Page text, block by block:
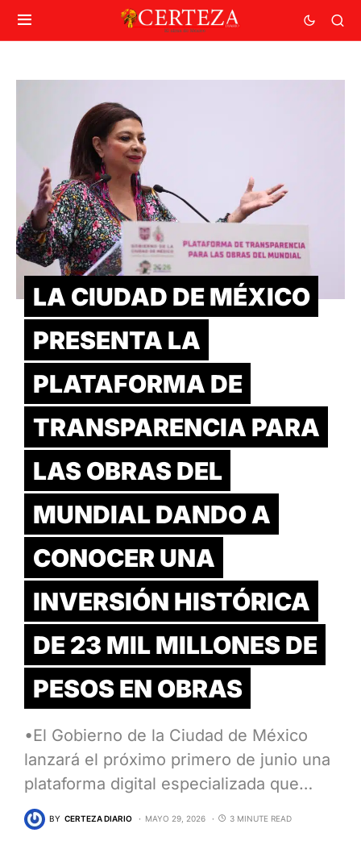
LA CIUDAD DE MÉXICO
PRESENTA LA
PLATAFORMA DE
TRANSPARENCIA PARA
LAS OBRAS DEL
MUNDIAL DANDO A
CONOCER UNA
INVERSIÓN HISTÓRICA
DE 23 MIL MILLONES DE
PESOS EN OBRAS
•El Gobierno de la Ciudad de México
lanzará el próximo primero de junio una
plataforma digital especializada que…
BY CERTEZA DIARIO MAYO 29, 2026 3 MINUTE READ